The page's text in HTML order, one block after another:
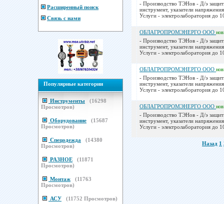
Расширенный поиск
Связь с нами
Популярные категории
Инструменты (16298
Просмотров)
Оборудование (15687
Просмотров)
Спецодежда (14380
Просмотров)
РАЗНОЕ (11871
Просмотров)
Монтаж (11763
Просмотров)
АСУ (11752 Просмотров)
- Производство ТЭНов - Д/э
инструмент, указатели
Услуги - электролаборатория до
ОБЛАГРОПРОМЭНЕРГО ООО
- Производство ТЭНов - Д/э
инструмент, указатели
Услуги - электролаборатория до
ОБЛАГРОПРОМЭНЕРГО ООО
- Производство ТЭНов - Д/э
инструмент, указатели
Услуги - электролаборатория до
ОБЛАГРОПРОМЭНЕРГО ООО
- Производство ТЭНов - Д/э
инструмент, указатели
Услуги - электролаборатория до
Назад 1